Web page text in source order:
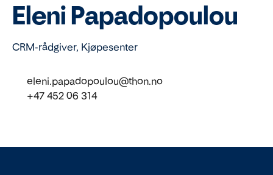
Eleni Papadopoulou
CRM-rådgiver, Kjøpesenter
eleni.papadopoulou@thon.no
+47 452 06 314